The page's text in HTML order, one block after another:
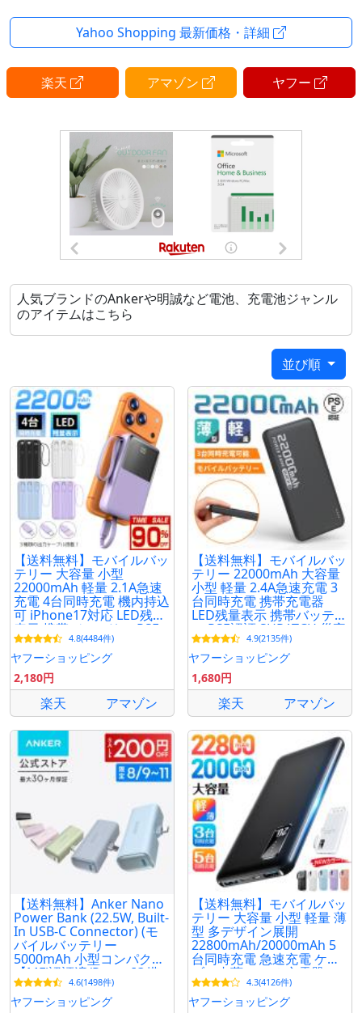
届出事業者名：株式会社成洋
残量表示：LED
電気用品安全法（PSE）認証商品：「PSEマーク（丸
形）」あり
■ポイント
★【4台同時充電・急速充電対応】：
4台のデバイスを同時に充電可能、友達や家族とシェ
アできて、複数のデバイスを持ち運ぶ方にも便利な大
容量USB充電器です。
★【22000mA超大容量】：
22000mAhのバッテリー容量を搭載、1度の充電で数
日使用も可能、旅行やキャンプに安心感が違います。
様々なデバイスに対応し、スマートフォン、タブレッ
ト、デジタルカメラなど、あらゆる、USB充電対応機
器を充電することができます。
日本の電気用品安全法お技術基準に合格した安全性の
高いモバイルバッテリーです。軽荷重保護、過電流保
護、短絡保護、過充電保護、過熱保護、低電圧保護等
の6つ安心の回路設計を備えました。
■注意：
※モニターの発色の具合により、実際の物と色が異な
る場合がございます。
※入荷時期により商品の仕様やパッケージのデザイン
は予告なく変更される場合がありますので、予めご了
承ください。
Yahoo Shopping 最新価格・詳細
楽天 アマゾン ヤフー
人気ブランドのAnkerや明誠など電池、充電池ジャンル
のアイテムはこちら
並び順
【送料無料】モバイルバッ
テリー 大容量 小型
22000mAh 軽量 2.1A急速
充電 4台同時充電 機内持込
可 iPhone17対応 LED残量
表示 携帯バッテリー PSE
認証 SHRATCH 停電対策
4.8(4484件)
ヤフーショッピング
2,180円
楽天 アマゾン
【送料無料】モバイルバッ
テリー 22000mAh 大容量
小型 軽量 2.4A急速充電 3
台同時充電 携帯充電器
LED残量表示 携帯バッテリ
ー PSE認証 SHRATCH 災害
停電対策 4.9(2135件)
ヤフーショッピング
1,680円
楽天 アマゾン
【送料無料】Anker Nano
Power Bank (22.5W, Built-
In USB-C Connector) (モ
バイルバッテリー
5000mAh 小型コンパクト)
【MFi認証済/PowerIQ搭
載】 4.6(1498件)
ヤフーショッピング
【送料無料】モバイルバッ
テリー 大容量 小型 軽量 薄
型 多デザイン展開
22800mAh/20000mAh 5
台同時充電 急速充電 ケー
ブル内蔵 スマホ充電器
iPhone17 超PayPay祭 爆
買
4.3(4126件)
ヤフーショッピング